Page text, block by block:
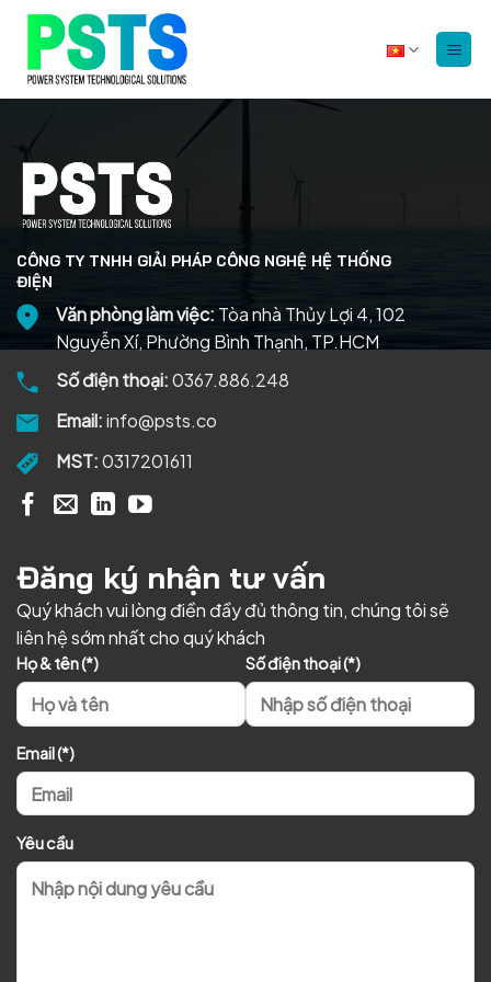
dung
CÔNG TY TNHH GIẢI PHÁP CÔNG NGHỆ HỆ THỐNG
ĐIỆN
Văn phòng làm việc: Tòa nhà Thủy Lợi 4, 102
Nguyễn Xí, Phường Bình Thạnh, TP.HCM
Số điện thoại:0367.886.248
Email:info@psts.co
MST:0317201611
Đăng ký nhận tư vấn
Quý khách vui lòng điền đầy đủ thông tin, chúng tôi sẽ
liên hệ sớm nhất cho quý khách
Họ & tên (*) Số điện thoại (*)
Email (*)
Yêu cầu